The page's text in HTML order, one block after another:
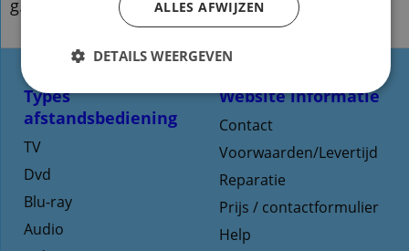
g.qxx43
Website informatie
Contact
Voorwaarden/Levertijd
Reparatie
Prijs / contactformulier
Help
Types
afstandsbediening
TV
Dvd
Blu-ray
Audio
ALLES AFWIJZEN
DETAILS WEERGEVEN